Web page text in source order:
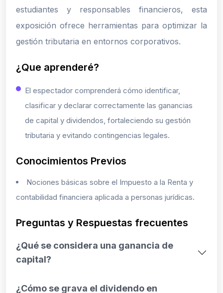
estudiantes y responsables financieros, esta
exposición ofrece herramientas para optimizar la
gestión tributaria en entornos corporativos.
¿Que aprenderé?
El espectador comprenderá cómo identificar,
clasificar y declarar correctamente las ganancias
de capital y dividendos, fortaleciendo su gestión
tributaria y evitando contingencias legales.
Conocimientos Previos
Nociones básicas sobre el Impuesto a la Renta y
contabilidad financiera aplicada a personas jurídicas.
Preguntas y Respuestas frecuentes
¿Qué se considera una ganancia de
capital?
¿Cómo se grava el dividendo en